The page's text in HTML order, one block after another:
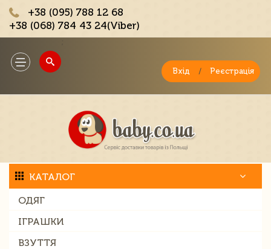
+38 (095) 788 12 68
+38 (068) 784 43 24(Viber)
Toggle
navigation
Вхід / Реєстрація
КАТАЛОГ
ОДЯГ
ІГРАШКИ
ВЗУТТЯ